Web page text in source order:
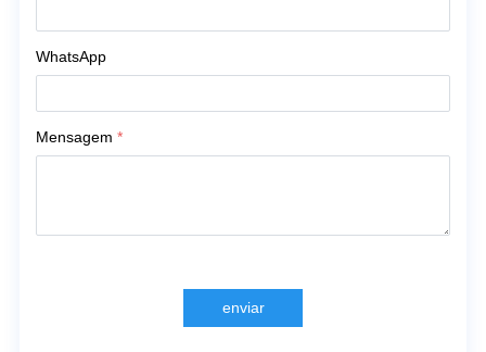
WhatsApp
Mensagem *
enviar